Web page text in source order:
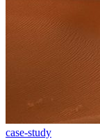
case-study